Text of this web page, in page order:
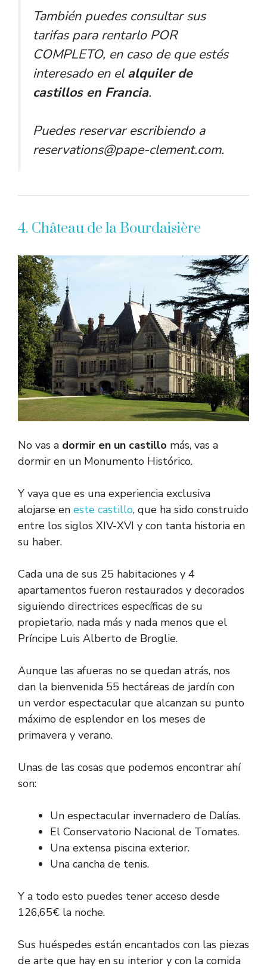
También puedes consultar sus
tarifas para rentarlo POR
COMPLETO, en caso de que estés
interesado en el alquiler de
castillos en Francia.
Puedes reservar escribiendo a
reservations@pape-clement.com.
4. Château de la Bourdaisière
No vas a dormir en un castillo más, vas a
dormir en un Monumento Histórico.
Y vaya que es una experiencia exclusiva
alojarse en este castillo, que ha sido construido
entre los siglos XIV-XVI y con tanta historia en
su haber.
Cada una de sus 25 habitaciones y 4
apartamentos fueron restaurados y decorados
siguiendo directrices específicas de su
propietario, nada más y nada menos que el
Príncipe Luis Alberto de Broglie.
Aunque las afueras no se quedan atrás, nos
dan la bienvenida 55 hectáreas de jardín con
un verdor espectacular que alcanzan su punto
máximo de esplendor en los meses de
primavera y verano.
Unas de las cosas que podemos encontrar ahí
son:
Un espectacular invernadero de Dalías.
El Conservatorio Nacional de Tomates.
Una extensa piscina exterior.
Una cancha de tenis.
Y a todo esto puedes tener acceso desde
126,65€ la noche.
Sus huéspedes están encantados con las piezas
de arte que hay en su interior y con la comida